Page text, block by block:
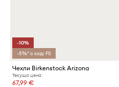
-10%
-5%* с код: FS
Чехли Birkenstock Arizona
Текуща цена:
67,99 €